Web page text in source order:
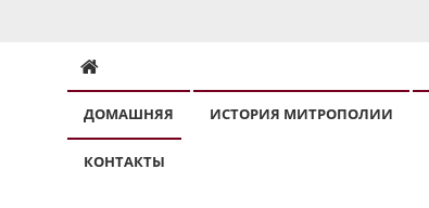
ДОМАШНЯЯ ИСТОРИЯ МИТРОПОЛИИ
КОНТАКТЫ